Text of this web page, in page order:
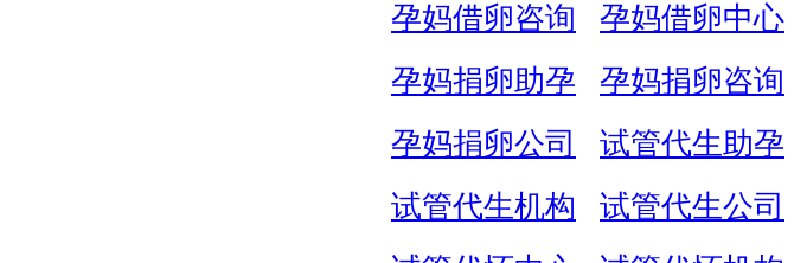
孕妈借卵咨询
孕妈借卵中心
孕妈捐卵助孕
孕妈捐卵咨询
孕妈捐卵公司
试管代生助孕
试管代生机构
试管代生公司